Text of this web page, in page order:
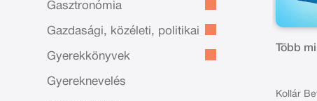
Gasztronómia
Gazdasági, közéleti, politikai
Gyerekkönyvek
Gyereknevelés
Több
Kollár